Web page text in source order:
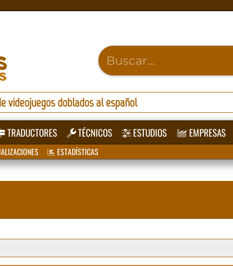
videojuegos doblados al español
TRADUCTORES TÉCNICOS ESTUDIOS EMPRESAS
ESTADÍSTICAS